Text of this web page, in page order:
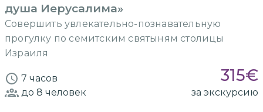
душа Иерусалима»
Совершить увлекательно-познавательную
прогулку по семитским святыням столицы
Израиля
7 часов 315€
до 8 человек за экскурсию